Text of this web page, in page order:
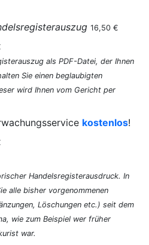
16,50 €
als PDF-Datei, der Ihnen
Sie einen beglaubigten
wird Ihnen vom Gericht per
kostenlos!
Handelsregisterausdruck. In
alle bisher vorgenommenen
Löschungen etc.) seit dem
wie zum Beispiel wer früher
war.